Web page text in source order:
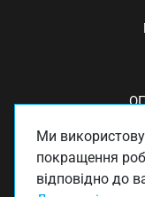
Ми
покращення
відповідно до